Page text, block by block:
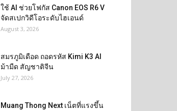
ใช้ AI ช่วยโฟกัส Canon EOS R6 V
จัดสเปกวิดีโอระดับไฮเอนด์
August 3, 2026
สมรภูมิเดือด ถอดรหัส Kimi K3 AI
ม้ามืด สัญชาติจีน
July 27, 2026
Muang Thong Next เน็ตที่แรงขึ้น